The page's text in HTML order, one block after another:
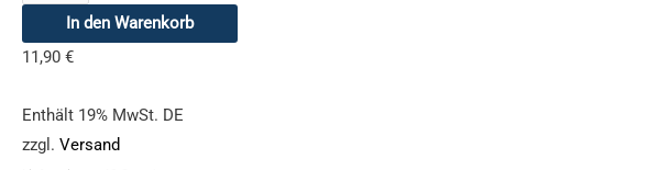
In den Warenkorb
11,90 €
Enthält 19% MwSt. DE
zzgl. Versand